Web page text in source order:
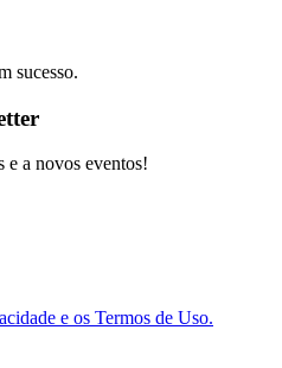
sucesso.
e a novos eventos!
e os Termos de Uso.